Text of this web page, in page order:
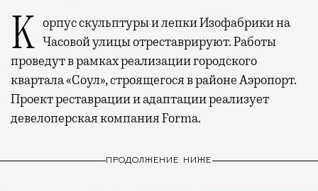
Корпус скульптуры и лепки Изофабрики на Часовой улицы отреставрируют. Работы
проведут в рамках реализации городского
квартала «Соул», строящегося в районе Аэропорт.
Проект реставрации и адаптации реализует
девелоперская компания Forma.
ПРОДОЛЖЕНИЕ НИЖЕ